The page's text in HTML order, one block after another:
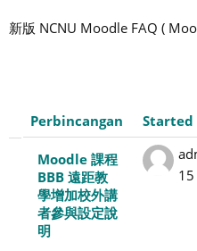
新版 NCNU Moodle FAQ (
List
discussions.
Perbincangan Started
Moodle 課程
BBB 遠距教
學增加校外講
者參與設定說
明